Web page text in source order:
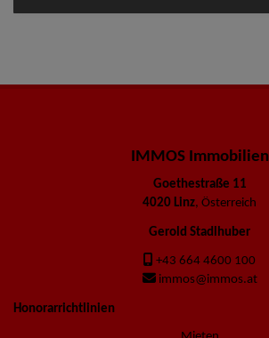
IMMOS Immobilien
Goethestraße 11
4020 Linz, Österreich
Gerold Stadlhuber
+43 664 4600 100
immos@immos.at
Honorarrichtlinien